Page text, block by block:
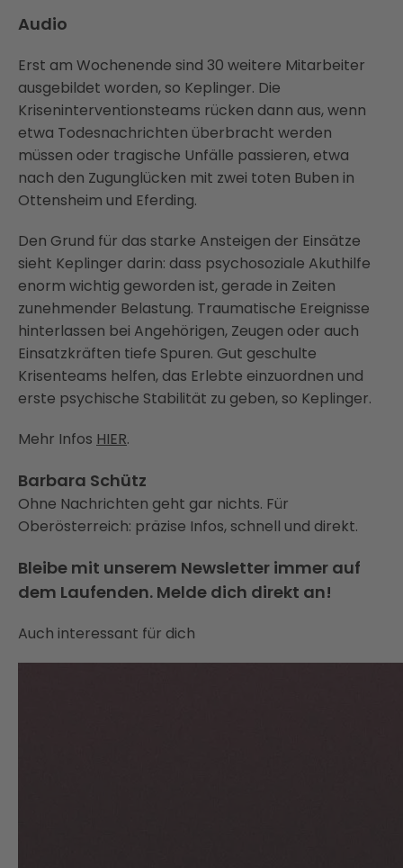
Audio
Erst am Wochenende sind 30 weitere Mitarbeiter
ausgebildet worden, so Keplinger. Die
Kriseninterventionsteams rücken dann aus, wenn
etwa Todesnachrichten überbracht werden
müssen oder tragische Unfälle passieren, etwa
nach den Zugunglücken mit zwei toten Buben in
Ottensheim und Eferding.
Den Grund für das starke Ansteigen der Einsätze
sieht Keplinger darin: dass psychosoziale Akuthilfe
enorm wichtig geworden ist, gerade in Zeiten
zunehmender Belastung. Traumatische Ereignisse
hinterlassen bei Angehörigen, Zeugen oder auch
Einsatzkräften tiefe Spuren. Gut geschulte
Krisenteams helfen, das Erlebte einzuordnen und
erste psychische Stabilität zu geben, so Keplinger.
Mehr Infos HIER.
Barbara Schütz
Ohne Nachrichten geht gar nichts. Für
Oberösterreich: präzise Infos, schnell und direkt.
Bleibe mit unserem Newsletter immer auf
dem Laufenden. Melde dich direkt an!
Auch interessant für dich